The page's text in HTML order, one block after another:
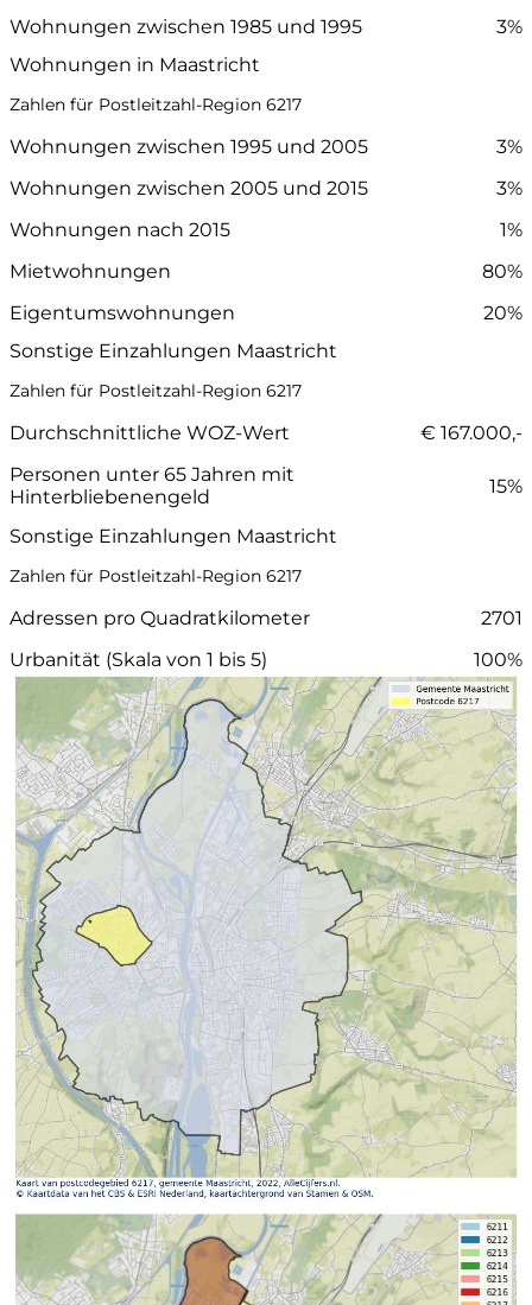
Wohnungen zwischen 1985 und 1995
3%
Wohnungen in Maastricht
Zahlen für Postleitzahl-Region 6217
Wohnungen zwischen 1995 und 2005
3%
Wohnungen zwischen 2005 und 2015
3%
Wohnungen nach 2015
1%
Mietwohnungen
80%
Eigentumswohnungen
20%
Sonstige Einzahlungen Maastricht
Zahlen für Postleitzahl-Region 6217
Durchschnittliche WOZ-Wert
€ 167.000,-
Personen unter 65 Jahren mit
Hinterbliebenengeld
15%
Sonstige Einzahlungen Maastricht
Zahlen für Postleitzahl-Region 6217
Adressen pro Quadratkilometer
2701
Urbanität (Skala von 1 bis 5)
100%